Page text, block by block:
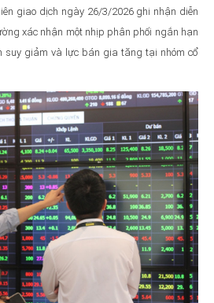
giao dịch ngày 26/3/2026 ghi nhận diễn
xác nhận một nhịp phân phối ngắn hạn
suy giảm và lực bán gia tăng tại nhóm cổ